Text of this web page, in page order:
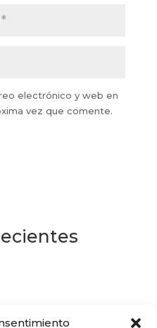
electrónico y web en
vez que comente.